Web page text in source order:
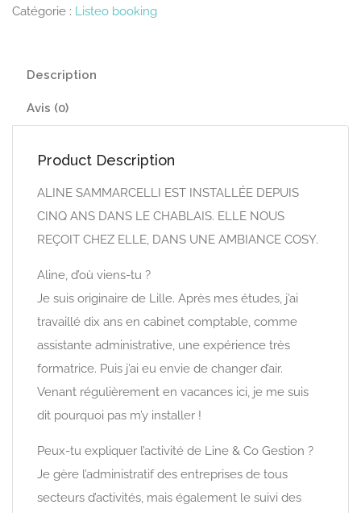
Catégorie : Listeo booking
Description
Avis (0)
Product Description
ALINE SAMMARCELLI EST INSTALLÉE DEPUIS
CINQ ANS DANS LE CHABLAIS. ELLE NOUS
REÇOIT CHEZ ELLE, DANS UNE AMBIANCE COSY.
Aline, d’où viens-tu ?
Je suis originaire de Lille. Après mes études, j’ai
travaillé dix ans en cabinet comptable, comme
assistante administrative, une expérience très
formatrice. Puis j’ai eu envie de changer d’air.
Venant régulièrement en vacances ici, je me suis
dit pourquoi pas m’y installer !
Peux-tu expliquer l’activité de Line & Co Gestion ?
Je gère l’administratif des entreprises de tous
secteurs d’activités, mais également le suivi des